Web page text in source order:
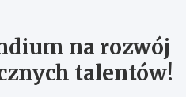
na rozwój
talentów!